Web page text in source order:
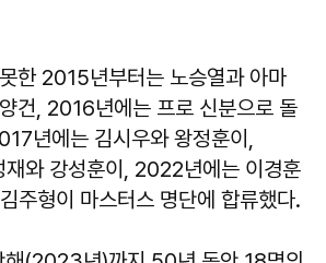
한 2015년부터는 노승열과 아마
건, 2016년에는 프로 신분으로 돌
년에는 김시우와 왕정훈이,
와 강성훈이, 2022년에는 이경훈
주형이 마스터스 명단에 합류했다.